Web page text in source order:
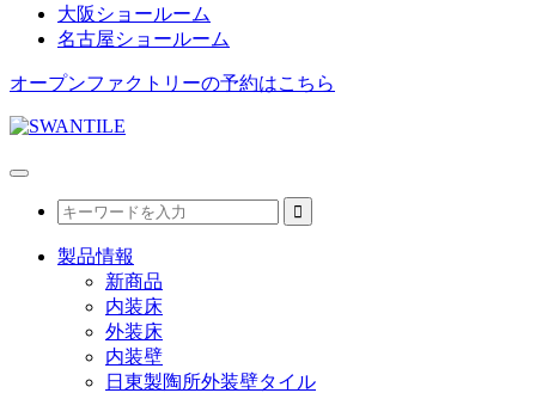
大阪ショールーム
名古屋ショールーム
オープンファクトリーの予約はこちら
製品情報
新商品
内装床
外装床
内装壁
日東製陶所外装壁タイル